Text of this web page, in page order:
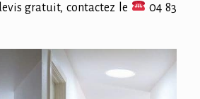
gratuit, contactez le
04 83